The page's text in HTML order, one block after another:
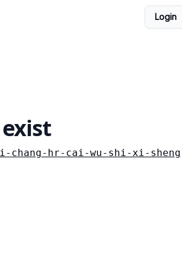
Login
chang-hr-cai-wu-shi-xi-sheng